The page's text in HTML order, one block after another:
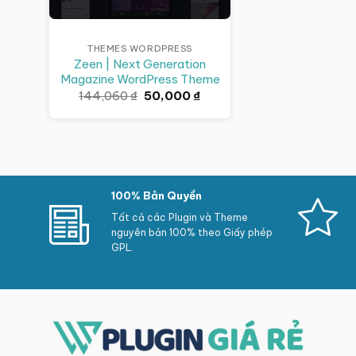
THEMES WORDPRESS
Zeen | Next Generation
Magazine WordPress Theme
144,060₫ Giá
50,000 ₫Giá
100% Bản Quyền
Tất cả các Plugin và Theme
nguyên bản 100% theo Giấy phép
GPL.